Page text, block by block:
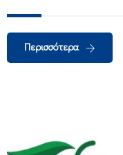
Περισσότερα